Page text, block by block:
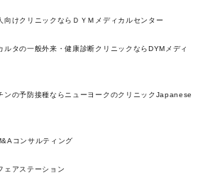
向けクリニックならＤＹＭメディカルセンター
ルタの一般外来・健康診断クリニックならDYMメディ
ンの予防接種ならニューヨークのクリニックJapanese
コンサルティング
ェアステーション